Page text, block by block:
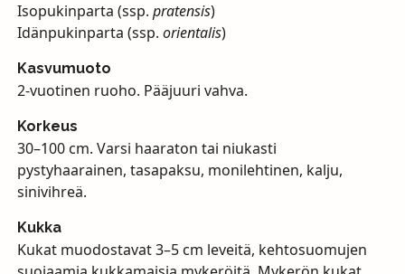
Isopukinparta (ssp. pratensis)
Idänpukinparta (ssp. orientalis)
Kasvumuoto
2-vuotinen ruoho. Pääjuuri vahva.
Korkeus
30–100 cm. Varsi haaraton tai niukasti
pystyhaarainen, tasapaksu, monilehtinen, kalju,
sinivihreä.
Kukka
Kukat muodostavat 3–5 cm leveitä, kehtosuomujen